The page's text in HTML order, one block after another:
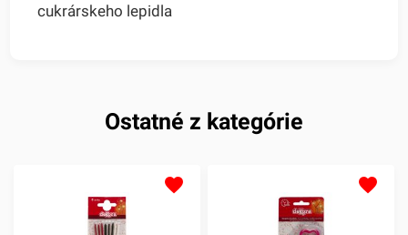
cukrárskeho lepidla
Ostatné z kategórie